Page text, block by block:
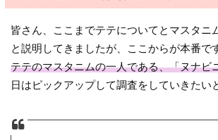
皆さん、ここまでテテについてとマスタニ
と説明してきましたが、ここからが本番で
テテのマスタニムの一人である、「ヌナビ
日はピックアップして調査をしていきたい